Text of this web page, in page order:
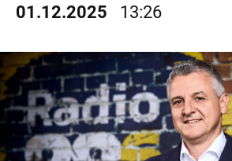
01.12.2025 13:26